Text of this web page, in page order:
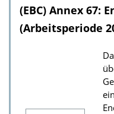
z
u
r
P
u
b
(EBC) Annex 67:
(Arbeitsperiode